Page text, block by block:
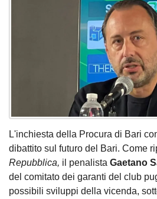
L'inchiesta della Procura di Bari
dibattito sul futuro del Bari. Come
Repubblica, il penalista Gaetano
del comitato dei garanti del club
possibili sviluppi della vicenda,